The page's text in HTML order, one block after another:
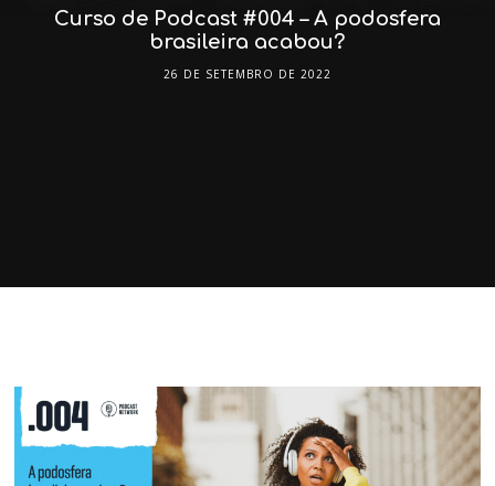
Curso de Podcast #004 – A podosfera
brasileira acabou?
26 DE SETEMBRO DE 2022